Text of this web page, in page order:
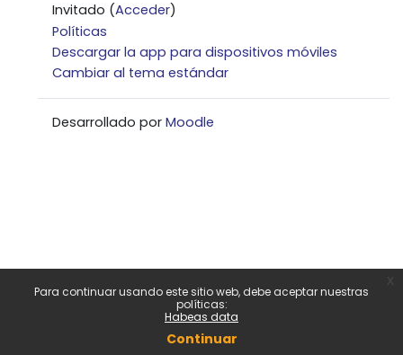
Para continuar usando este sitio web, debe aceptar nuestras
políticas:
Habeas data
Continuar
Invitado (Acceder)
Políticas
Descargar la app para dispositivos móviles
Cambiar al tema estándar
Desarrollado por Moodle